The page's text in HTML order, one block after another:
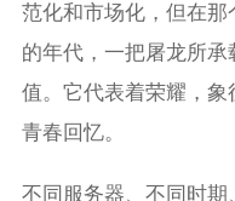
范化和市场化，但在
的年代，一把屠龙所
值。它代表着荣耀，
青春回忆。
不同服务器、不同时